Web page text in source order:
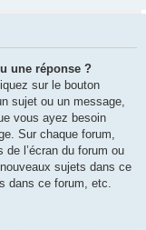
une réponse ?
sur le bouton
sujet ou un message,
vous ayez besoin
Sur chaque forum,
l’écran du forum ou
sujets dans ce
dans ce forum, etc.